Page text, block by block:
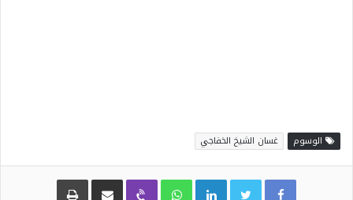
الوسوم غسان الشيخ الخفاجي
Facebook
Twitter
LinkedIn
WhatsApp
Viber مشاركة عبر البريد